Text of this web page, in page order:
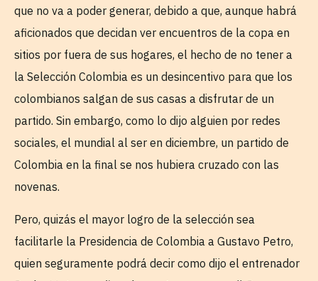
que no va a poder generar, debido a que, aunque habrá
aficionados que decidan ver encuentros de la copa en
sitios por fuera de sus hogares, el hecho de no tener a
la Selección Colombia es un desincentivo para que los
colombianos salgan de sus casas a disfrutar de un
partido. Sin embargo, como lo dijo alguien por redes
sociales, el mundial al ser en diciembre, un partido de
Colombia en la final se nos hubiera cruzado con las
novenas.
Pero, quizás el mayor logro de la selección sea
facilitarle la Presidencia de Colombia a Gustavo Petro,
quien seguramente podrá decir como dijo el entrenador